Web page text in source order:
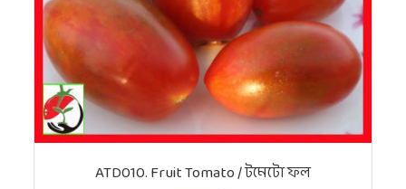
ATD010. Fruit Tomato / টমেটো ফল